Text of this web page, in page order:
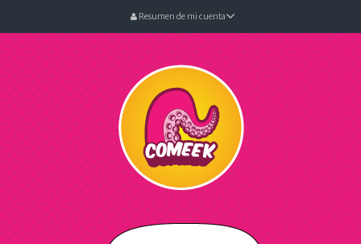
Resumen de mi cuenta